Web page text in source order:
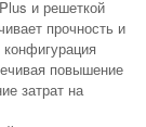
и решеткой
прочность и
повышение
затрат на